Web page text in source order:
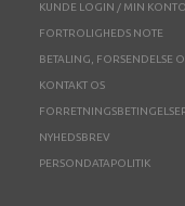
KUNDE LOGIN / MIN KONTO
FORTROLIGHEDS NOTE
BETALING, FORSENDELSE
KONTAKT OS
NYHEDSBREV
PERSONDATAPOLITIK